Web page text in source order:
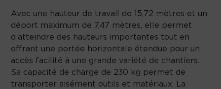
Avec une hauteur de travail de 15,72 mètres et un
déport maximum de 7,47 mètres, elle permet
d’atteindre des hauteurs importantes tout en
offrant une portée horizontale étendue pour un
accès facilité à une grande variété de chantiers.
Sa capacité de charge de 230 kg permet de
transporter aisément outils et matériaux. La